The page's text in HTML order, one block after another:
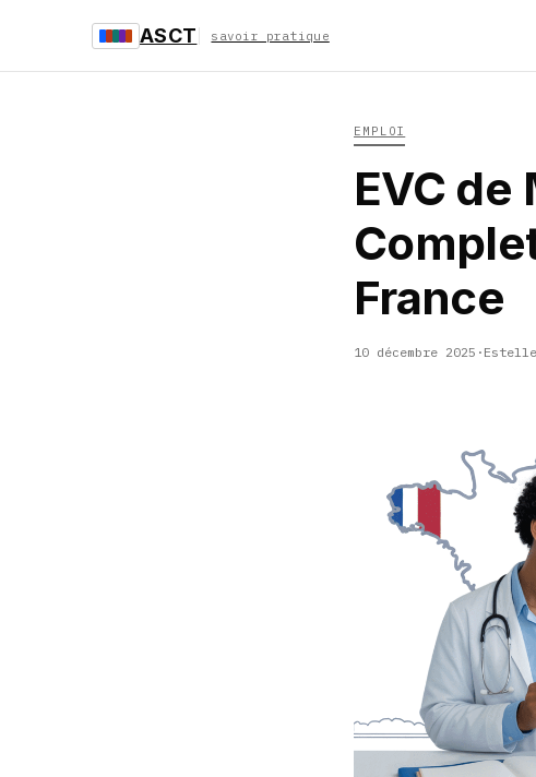
ASCT savoir pratique
EMPLOI
EVC de
France
10 décembre 2025 · Estelle